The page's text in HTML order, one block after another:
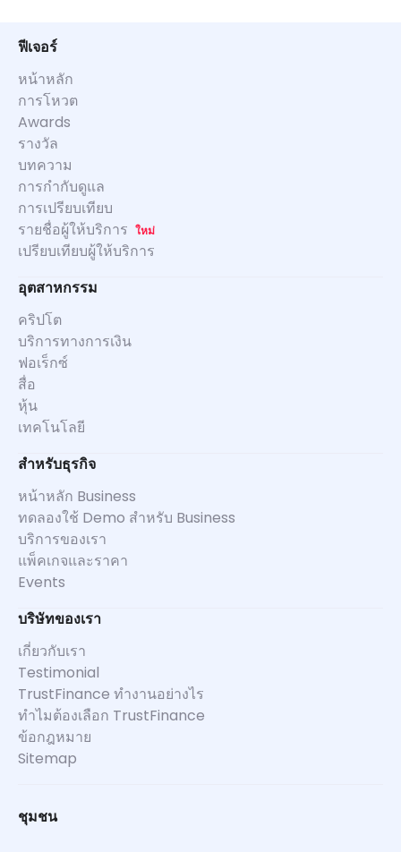
ฟีเจอร์
หน้าหลัก
การโหวต
Awards
รางวัล
บทความ
การกำกับดูแล
การเปรียบเทียบ
รายชื่อผู้ให้บริการ ใหม่
เปรียบเทียบผู้ให้บริการ
อุตสาหกรรม
คริปโต
บริการทางการเงิน
ฟอเร็กซ์
สื่อ
หุ้น
เทคโนโลยี
สำหรับธุรกิจ
หน้าหลัก Business
ทดลองใช้ Demo สำหรับ Business
บริการของเรา
แพ็คเกจและราคา
Events
บริษัทของเรา
เกี่ยวกับเรา
Testimonial
TrustFinance ทำงานอย่างไร
ทำไมต้องเลือก TrustFinance
ข้อกฎหมาย
Sitemap
ชุมชน